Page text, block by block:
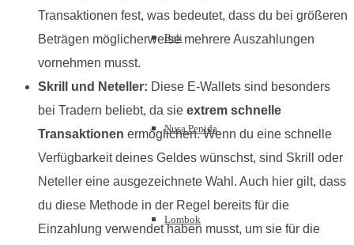
Bali
Nusa Penida
Lombok
Transaktionen fest, was bedeutet, dass du bei größeren
Beträgen möglicherweise mehrere Auszahlungen
vornehmen musst.
Skrill und Neteller: Diese E-Wallets sind besonders
bei Tradern beliebt, da sie extrem schnelle
Transaktionen ermöglichen. Wenn du eine schnelle
Verfügbarkeit deines Geldes wünschst, sind Skrill oder
Neteller eine ausgezeichnete Wahl. Auch hier gilt, dass
du diese Methode in der Regel bereits für die
Einzahlung verwendet haben musst, um sie für die